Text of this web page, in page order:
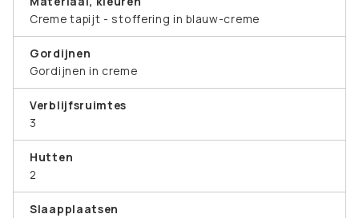
Creme tapijt - stoffering in blauw-creme
Gordijnen
Gordijnen in creme
Verblijfsruimtes
3
Hutten
2
Slaapplaatsen